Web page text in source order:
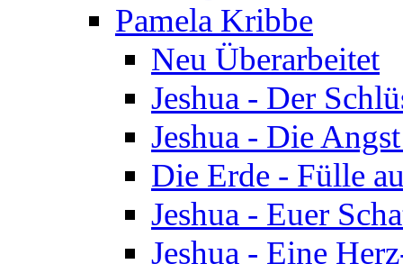
Pamela Kribbe
Neu Überarbeitet
Jeshua - Der
Jeshua - Die
Die Erde - Fülle
Jeshua - Euer
Jeshua - Eine